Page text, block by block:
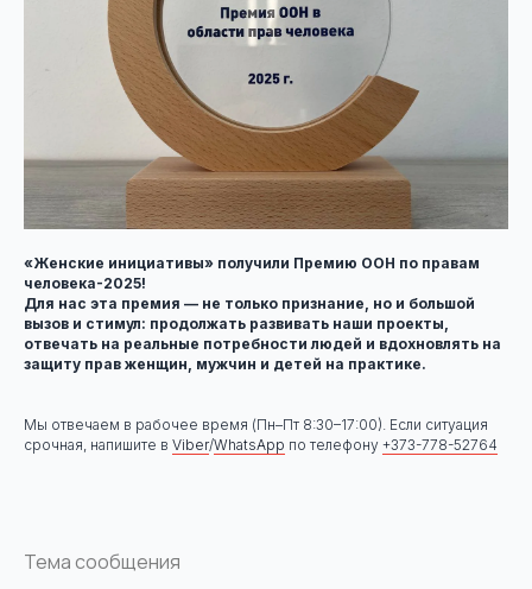
«Женские инициативы» получили Премию ООН по правам
человека-2025!
Для нас эта премия — не только признание, но и большой
вызов и стимул: продолжать развивать наши проекты,
отвечать на реальные потребности людей и вдохновлять на
защиту прав женщин, мужчин и детей на практике.
Мы отвечаем в рабочее время (Пн–Пт 8:30–17:00). Если ситуация
срочная, напишите в Viber/WhatsApp по телефону +373-778-52764